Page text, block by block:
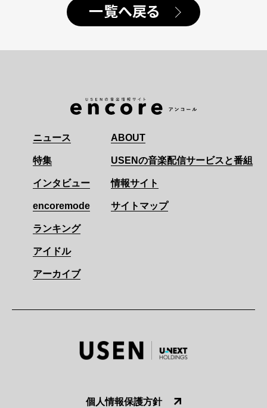
一覧へ戻る
ニュース
特集
インタビュー
encoremode
ランキング
アイドル
アーカイブ
ABOUT
USENの音楽配信サービスと番組
情報サイト
サイトマップ
個人情報保護方針